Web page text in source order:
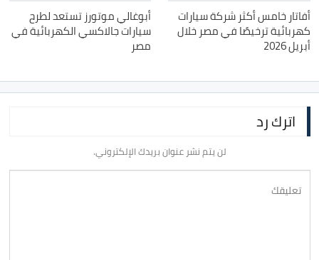
أفاتار خامس أكثر شركة سيارات
كهربائية ترخيصًا في مصر خلال
أبريل 2026
أبوغالي موتورز تستعد لطرح
سيارات جالاكسي الكهربائية في
مصر
اترك رد
لن يتم نشر عنوان بريدك الإلكتروني.